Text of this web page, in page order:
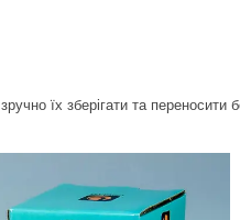
їх зберігати та переносити